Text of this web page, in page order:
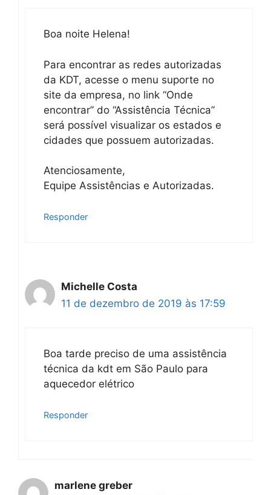
Boa noite Helena!
Para encontrar as redes autorizadas
da KDT, acesse o menu suporte no
site da empresa, no link “Onde
encontrar” do “Assistência Técnica”
será possível visualizar os estados e
cidades que possuem autorizadas.
Atenciosamente,
Equipe Assistências e Autorizadas.
Responder
Michelle Costa
11 de dezembro de 2019 às 17:59
Boa tarde preciso de uma assistência
técnica da kdt em São Paulo para
aquecedor elétrico
Responder
marlene greber